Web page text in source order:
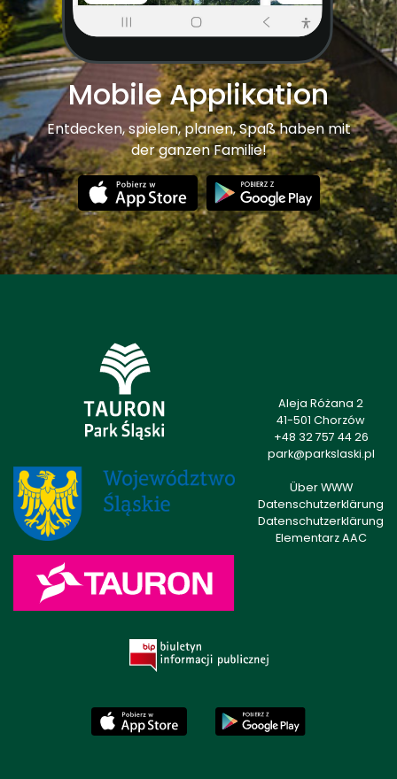
Mobile Applikation
Entdecken, spielen, planen, Spaß haben mit
der ganzen Familie!
Aleja Różana 2
41-501 Chorzów
+48 32 757 44 26
park@parkslaski.pl
Über WWW
Datenschutzerklärung
Datenschutzerklärung
Elementarz AAC